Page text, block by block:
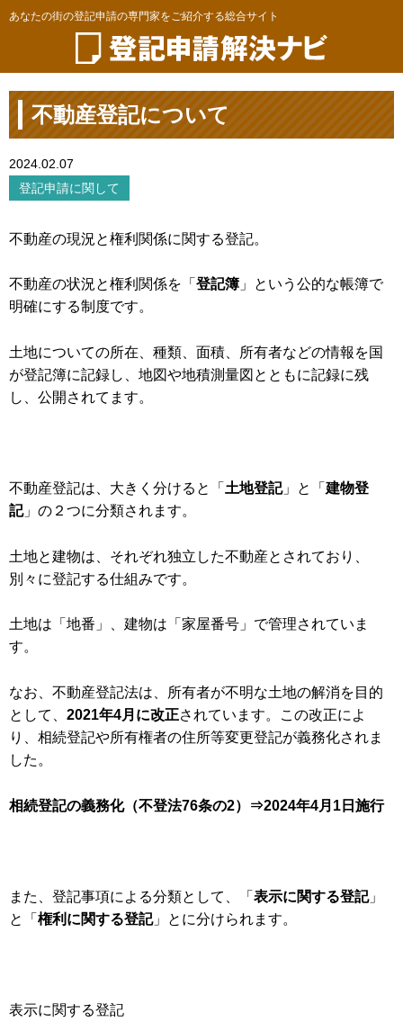
あなたの街の登記申請の専門家をご紹介する総合サイト
不動産登記について
2024.02.07
登記申請に関して
不動産の現況と権利関係に関する登記。
不動産の状況と権利関係を「 登記簿 」という公的な帳簿で
明確にする制度です。
土地についての所在、種類、面積、所有者などの情報を国
が登記簿に記録し、地図や地積測量図とともに記録に残
し、公開されてます。
不動産登記は、大きく分けると「 土地登記」と「 建物登
記」の２つに分類されます。
土地と建物は、それぞれ独立した不動産とされており、
別々に登記する仕組みです。
土地は「地番」、建物は「家屋番号」で管理されていま
す。
なお、不動産登記法は、所有者が不明な土地の解消を目的
として、 2021年4月 に改正されています。この改正によ
り、相続登記や所有権者の住所等変更登記が義務化されま
した。
相続登記の義務化（不登法76条の2）⇒2024年4月1日施行
また、登記事項による分類として、「 表示に関する登記」
と「 権利に関する登記」とに分けられます。
表示に関する登記